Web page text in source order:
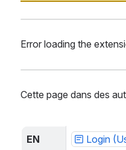
Error loading the
Cette page dans des
EN Login